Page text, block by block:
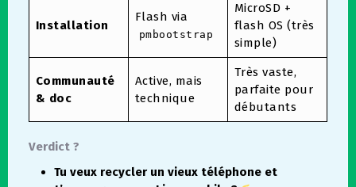
Installation
Flash via
pmbootstrap
MicroSD +
flash OS (très
simple)
Communauté
& doc
Active, mais
technique
Très vaste,
parfaite pour
débutants
Verdict ?
Tu veux recycler un vieux téléphone et